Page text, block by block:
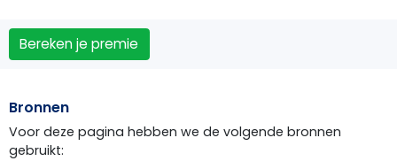
Bereken je premie
Bronnen
Voor deze pagina hebben we de volgende bronnen
gebruikt: